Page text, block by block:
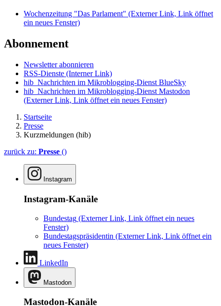
Wochenzeitung "Das Parlament" (Externer Link, Link öffnet
ein neues Fenster)
Abonnement
Newsletter abonnieren
RSS-Dienste (Interner Link)
hib_Nachrichten im Mikroblogging-Dienst BlueSky
hib_Nachrichten im Mikroblogging-Dienst Mastodon
(Externer Link, Link öffnet ein neues Fenster)
Startseite
Presse
Kurzmeldungen (hib)
zurück zu: Presse ()
Instagram
Instagram-Kanäle
Bundestag (Externer Link, Link öffnet ein neues
Fenster)
Bundestagspräsidentin (Externer Link, Link öffnet ein
neues Fenster)
LinkedIn
Mastodon
Mastodon-Kanäle